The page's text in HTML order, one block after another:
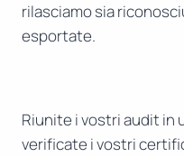
rilasciamo sia
esportate.
Riunite i vostri audit in
verificate i vostri